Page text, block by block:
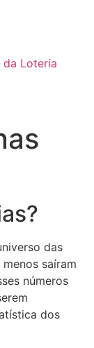
da Loteria
das
saíram
números
dos